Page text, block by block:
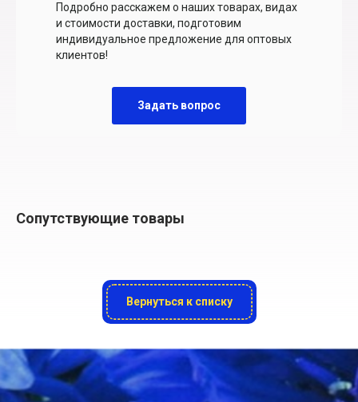
Подробно расскажем о наших товарах, видах
и стоимости доставки, подготовим
индивидуальное предложение для оптовых
клиентов!
Задать вопрос
Сопутствующие товары
Вернуться к списку